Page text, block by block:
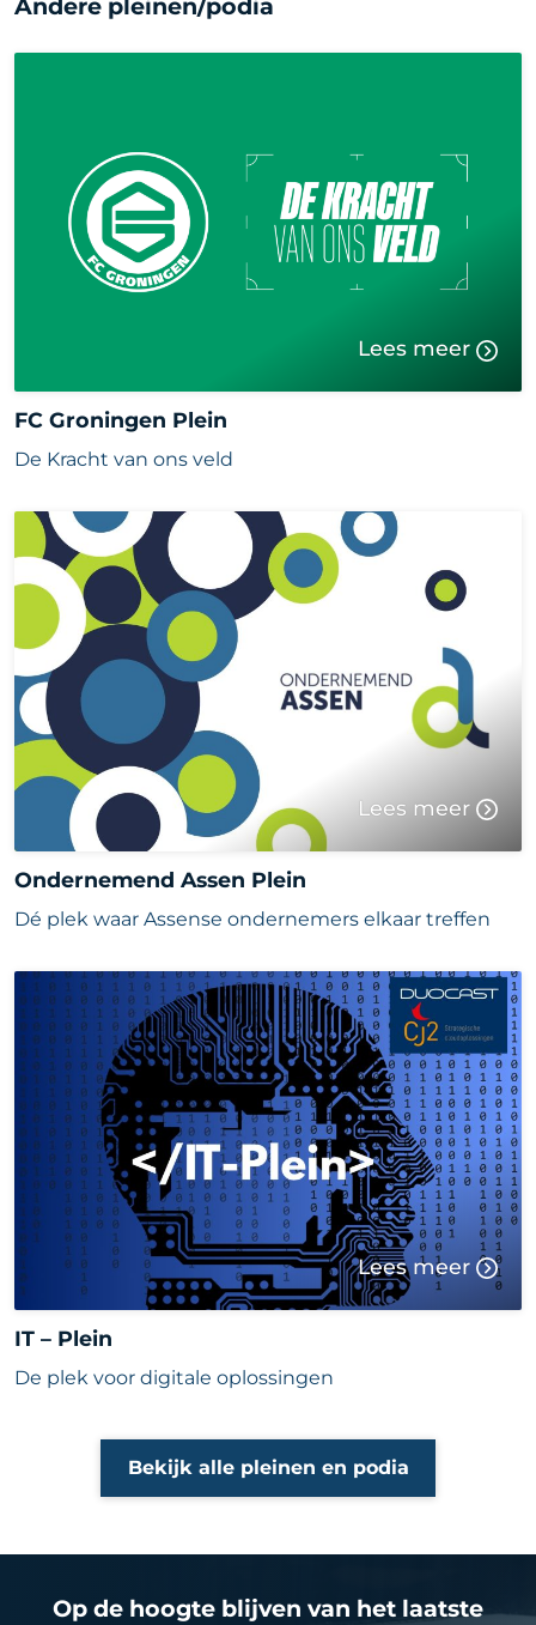
Andere pleinen/podia
Lees meer
FC Groningen Plein
De Kracht van ons veld
Lees meer
Ondernemend Assen Plein
Dé plek waar Assense ondernemers elkaar treffen
Lees meer
IT – Plein
De plek voor digitale oplossingen
Bekijk alle pleinen en podia
Op de hoogte blijven van het laatste